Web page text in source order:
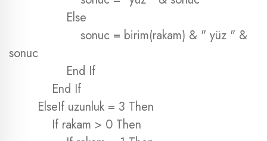
Else
sonuc = birim(rakam) & " yüz " &
sonuc
End If
End If
ElseIf uzunluk = 3 Then
If rakam > 0 Then